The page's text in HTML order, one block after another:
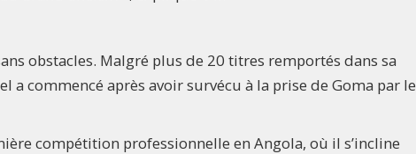
obstacles. Malgré plus de 20 titres remportés dans sa
commencé après avoir survécu à la prise de Goma par le
compétition professionnelle en Angola, où il s’incline